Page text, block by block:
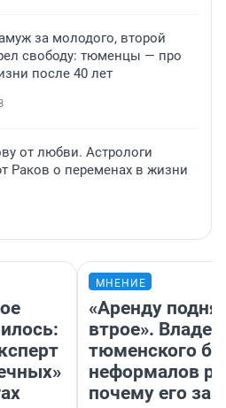
за молодого, второй
свободу: тюменцы — про
после 40 лет
от любви. Астрологи
Раков о переменах в жизни
МНЕНИЕ
«Аренду
втрое».
тюменского
неформалов
почему его